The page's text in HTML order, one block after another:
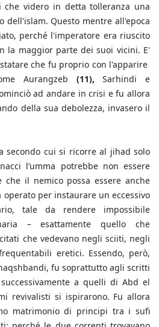
che videro in detta tolleranza una
dell'islam. Questo mentre all'epoca
perché l'imperatore era riuscito
la maggior parte dei suoi vicini. E'
che fu proprio con l'apparire
Aurangzeb (11), Sarhindi e
ad andare in crisi e fu allora
della sua debolezza, invasero il
secondo cui si ricorre al jihad solo
l’umma potrebbe non essere
che il nemico possa essere anche
per instaurare un eccessivo
tale da rendere impossibile
– esattamente quello che
che vedevano negli sciiti, negli
eretici. Essendo, però,
fu soprattutto agli scritti
a quelli di Abd el
revivalisti si ispirarono. Fu allora
matrimonio di principi tra i sufi